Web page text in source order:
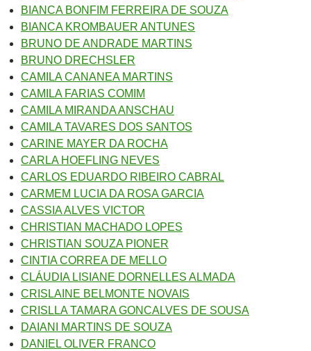
BIANCA BONFIM FERREIRA DE SOUZA
BIANCA KROMBAUER ANTUNES
BRUNO DE ANDRADE MARTINS
BRUNO DRECHSLER
CAMILA CANANEA MARTINS
CAMILA FARIAS COMIM
CAMILA MIRANDA ANSCHAU
CAMILA TAVARES DOS SANTOS
CARINE MAYER DA ROCHA
CARLA HOEFLING NEVES
CARLOS EDUARDO RIBEIRO CABRAL
CARMEM LUCIA DA ROSA GARCIA
CASSIA ALVES VICTOR
CHRISTIAN MACHADO LOPES
CHRISTIAN SOUZA PIONER
CINTIA CORREA DE MELLO
CLÁUDIA LISIANE DORNELLES ALMADA
CRISLAINE BELMONTE NOVAIS
CRISLLA TAMARA GONCALVES DE SOUSA
DAIANI MARTINS DE SOUZA
DANIEL OLIVER FRANCO